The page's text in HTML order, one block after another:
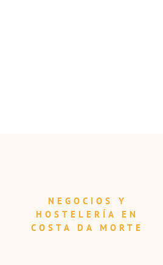
NEGOCIOS Y
HOSTELERÍA EN
COSTA DA MORTE